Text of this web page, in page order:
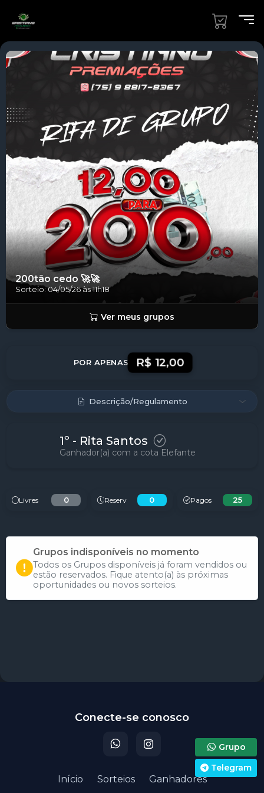
Concluído!
200tão cedo 🚀🚀
Sorteio: 04/05/26 às 11h18
Ver meus grupos
POR APENAS R$ 12,00
Descrição/Regulamento
1º - Rita Santos
Ganhador(a) com a cota Elefante
Livres 0 Reserv 0 Pagos 25
Grupos indisponíveis no momento
Todos os Grupos disponíveis já foram vendidos ou
estão reservados. Fique atento(a) às próximas
oportunidades ou novos sorteios.
Grupo
Telegram
Conecte-se conosco
Início Sorteios Ganhadores